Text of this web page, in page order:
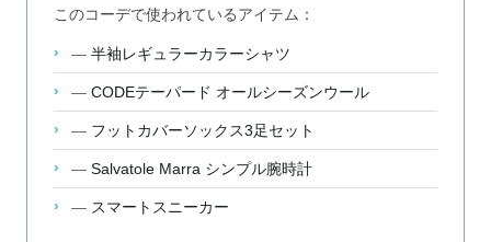
このコーデで使われているアイテム：
— 半袖レギュラーカラーシャツ
— CODEテーパード オールシーズンウール
— フットカバーソックス3足セット
— Salvatole Marra シンプル腕時計
— スマートスニーカー